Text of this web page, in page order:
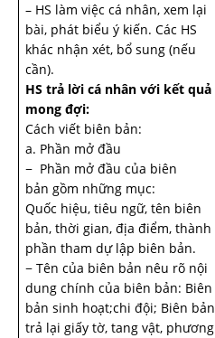
– HS làm việc cá nhân, xem lại
bài, phát biểu ý kiến. Các HS
khác nhận xét, bổ sung (nếu
cần).
HS trả lời cá nhân với kết quả
mong đợi:
Cách viết biên bản:
a. Phần mở đầu
− Phần mở đầu của biên
bản gồm những mục:
Quốc hiệu, tiêu ngữ, tên biên
bản, thời gian, địa điểm, thành
phần tham dự lập biên bản.
− Tên của biên bản nêu rõ nội
dung chính của biên bản: Biên
bản sinh hoạt;chi đội; Biên bản
trả lại giấy tờ, tang vật, phương